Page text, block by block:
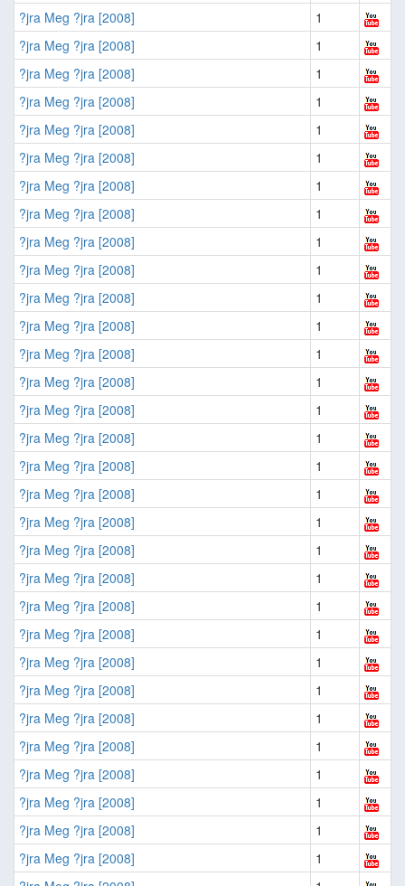
?jra Meg ?jra [2008]
1
?jra Meg ?jra [2008]
1
?jra Meg ?jra [2008]
1
?jra Meg ?jra [2008]
1
?jra Meg ?jra [2008]
1
?jra Meg ?jra [2008]
1
?jra Meg ?jra [2008]
1
?jra Meg ?jra [2008]
1
?jra Meg ?jra [2008]
1
?jra Meg ?jra [2008]
1
?jra Meg ?jra [2008]
1
?jra Meg ?jra [2008]
1
?jra Meg ?jra [2008]
1
?jra Meg ?jra [2008]
1
?jra Meg ?jra [2008]
1
?jra Meg ?jra [2008]
1
?jra Meg ?jra [2008]
1
?jra Meg ?jra [2008]
1
?jra Meg ?jra [2008]
1
?jra Meg ?jra [2008]
1
?jra Meg ?jra [2008]
1
?jra Meg ?jra [2008]
1
?jra Meg ?jra [2008]
1
?jra Meg ?jra [2008]
1
?jra Meg ?jra [2008]
1
?jra Meg ?jra [2008]
1
?jra Meg ?jra [2008]
1
?jra Meg ?jra [2008]
1
?jra Meg ?jra [2008]
1
?jra Meg ?jra [2008]
1
?jra Meg ?jra [2008]
1